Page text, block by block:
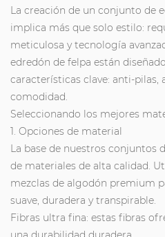
La creación de un conjunto de
implica más que solo estilo:
meticulosa y tecnología
edredón de felpa están
características clave: anti-pilas,
comodidad.
Seleccionando los mejores
1. Opciones de material
La base de nuestros conjuntos
de materiales de alta calidad.
mezclas de algodón premium
suave, duradera y transpirable.
Fibras ultra fina: estas fibras